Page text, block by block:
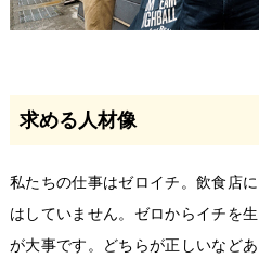
求める人材像
私たちの仕事はゼロイチ。飲食店
はしていません。ゼロからイチを
が大事です。どちらが正しいなど